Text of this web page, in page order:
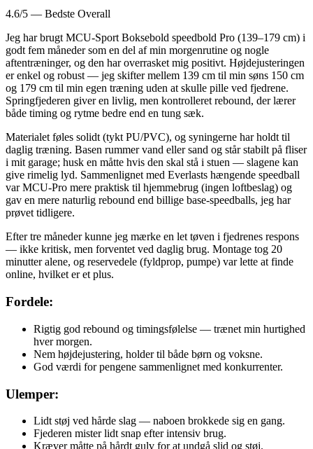
4.6/5 — Bedste Overall
Jeg har brugt MCU-Sport Boksebold speedbold Pro (139–179 cm) i
godt fem måneder som en del af min morgenrutine og nogle
aftentræninger, og den har overrasket mig positivt. Højdejusteringen
er enkel og robust — jeg skifter mellem 139 cm til min søns 150 cm
og 179 cm til min egen træning uden at skulle pille ved fjedrene.
Springfjederen giver en livlig, men kontrolleret rebound, der lærer
både timing og rytme bedre end en tung sæk.
Materialet føles solidt (tykt PU/PVC), og syningerne har holdt til
daglig træning. Basen rummer vand eller sand og står stabilt på fliser
i mit garage; husk en måtte hvis den skal stå i stuen — slagene kan
give rimelig lyd. Sammenlignet med Everlasts hængende speedball
var MCU-Pro mere praktisk til hjemmebrug (ingen loftbeslag) og
gav en mere naturlig rebound end billige base-speedballs, jeg har
prøvet tidligere.
Efter tre måneder kunne jeg mærke en let tøven i fjedrenes respons
— ikke kritisk, men forventet ved daglig brug. Montage tog 20
minutter alene, og reservedele (fyldprop, pumpe) var lette at finde
online, hvilket er et plus.
Fordele:
Rigtig god rebound og timingsfølelse — trænet min hurtighed
hver morgen.
Nem højdejustering, holder til både børn og voksne.
God værdi for pengene sammenlignet med konkurrenter.
Ulemper:
Lidt støj ved hårde slag — naboen brokkede sig en gang.
Fjederen mister lidt snap efter intensiv brug.
Kræver måtte på hårdt gulv for at undgå slid og støj.